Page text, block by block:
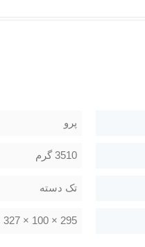
پرو
3510 گرم
تک دسته
295 × 100 × 327 میلی‌متر